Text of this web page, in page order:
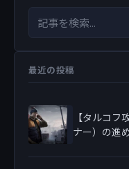
検索キーワード
最近の投稿
【タルコ
ナー）の進